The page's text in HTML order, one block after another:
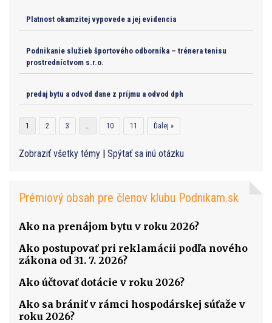
Platnost okamzitej vypovede a jej evidencia
Podnikanie služieb športového odborníka – trénera tenisu
prostredníctvom s.r.o.
predaj bytu a odvod dane z príjmu a odvod dph
1 2 3 10 11 Ďalej »
Zobraziť všetky témy | Spýtať sa inú otázku
Prémiový obsah pre členov klubu Podnikam.sk
Ako na prenájom bytu v roku 2026?
Ako postupovať pri reklamácii podľa nového
zákona od 31. 7. 2026?
Ako účtovať dotácie v roku 2026?
Ako sa brániť v rámci hospodárskej súťaže v
roku 2026?